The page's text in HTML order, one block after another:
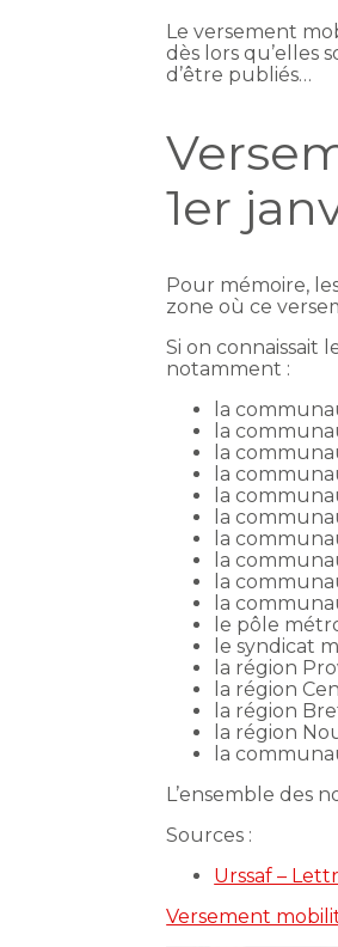
Le versement
dès lors qu’elles
d’être publiés…
1er
Pour mémoire,
zone où ce
Si on connaissait
notamment :
la
la
la
la
la
la
la
la
la
la
le pôle
le syndicat
la région
la région
la région
la région
la
L’ensemble des
Sources :
Urssaf –
Versement